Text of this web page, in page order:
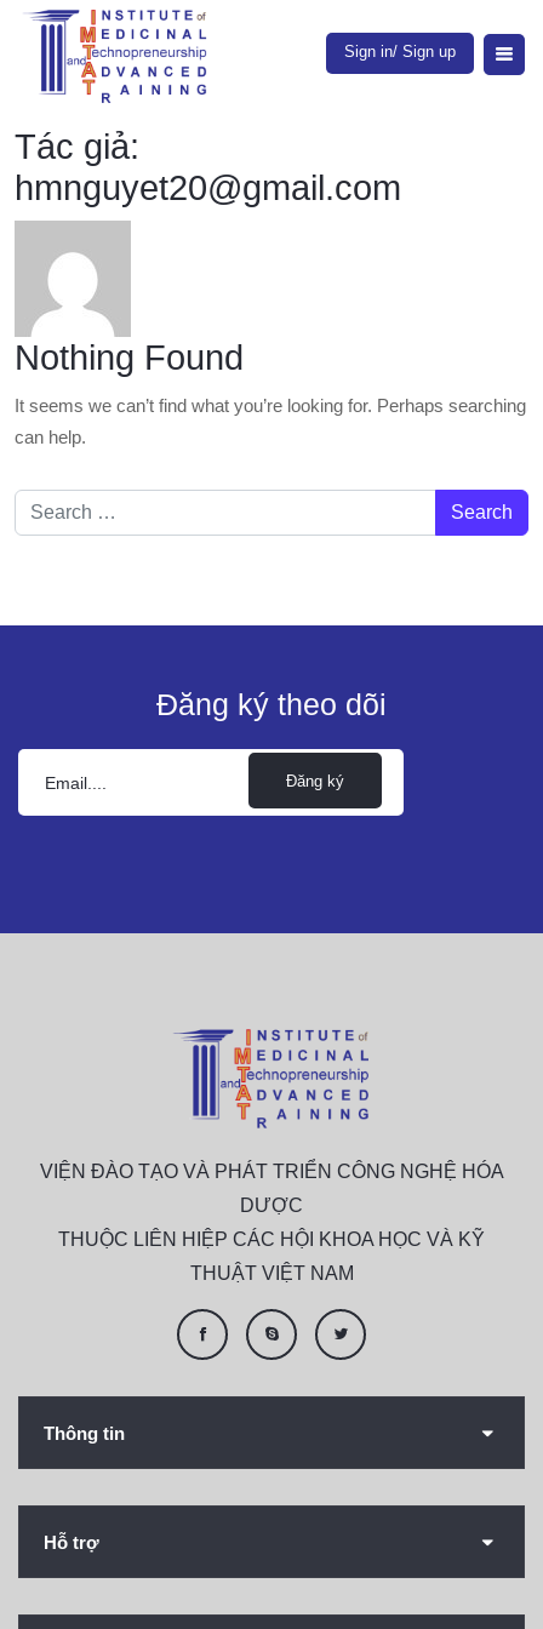
Sign in/ Sign up
Tác giả:
hmnguyet20@gmail.com
Nothing Found
It seems we can’t find what you’re looking for. Perhaps searching
can help.
Search for:
Đăng ký theo dõi
Đăng ký
VIỆN ĐÀO TẠO VÀ PHÁT TRIỂN CÔNG NGHỆ HÓA
DƯỢC
THUỘC LIÊN HIỆP CÁC HỘI KHOA HỌC VÀ KỸ
THUẬT VIỆT NAM
Thông tin
Hỗ trợ